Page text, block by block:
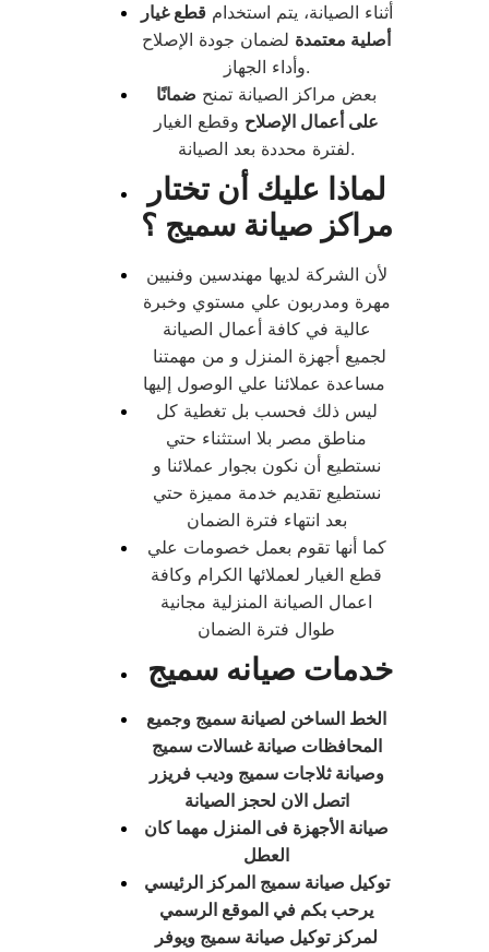
أثناء الصيانة، يتم استخدامقطع غيار
أصلية معتمدة لضمان جودة الإصلاح
وأداء الجهاز.
بعض مراكز الصيانة تمنح ضمانًا
على أعمال الإصلاح وقطع الغيار
لفترة محددة بعد الصيانة.
لماذا عليك أن تختار
مراكز صيانة سميج ؟
لأن الشركة لديها مهندسين وفنيين
مهرة ومدربون علي مستوي وخبرة
عالية في كافة أعمال الصيانة
لجميع أجهزة المنزل و من مهمتنا
مساعدة عملائنا علي الوصول إليها
ليس ذلك فحسب بل تغطية كل
مناطق مصر بلا استثناء حتي
نستطيع أن نكون بجوار عملائنا و
نستطيع تقديم خدمة مميزة حتي
بعد انتهاء فترة الضمان
كما أنها تقوم بعمل خصومات علي
قطع الغيار لعملائها الكرام وكافة
اعمال الصيانة المنزلية مجانية
طوال فترة الضمان
خدمات صيانه سميج
الخط الساخن لصيانة سميج وجميع
المحافظات صيانة غسالات سميج
وصيانة ثلاجات سميج وديب فريزر
اتصل الان لحجز الصيانة
صيانة الأجهزة فى المنزل مهما كان
العطل
توكيل صيانة سميج المركز الرئيسي
يرحب بكم في الموقع الرسمي
لمركز توكيل صيانة سميج ويوفر